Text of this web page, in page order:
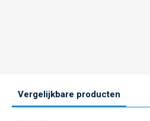
Vergelijkbare producten